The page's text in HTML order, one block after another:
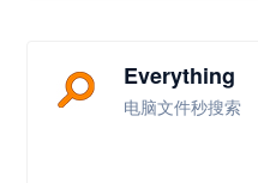
Everything
电脑文件秒搜索